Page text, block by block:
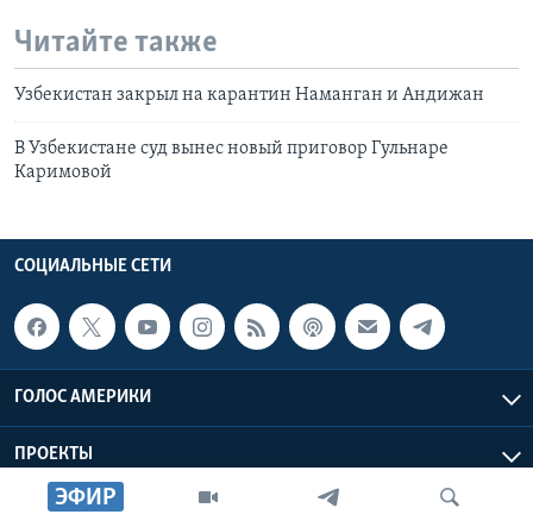
ЭФИР
Читайте также
Узбекистан закрыл на карантин Наманган и Андижан
В Узбекистане суд вынес новый приговор Гульнаре
Каримовой
СОЦИАЛЬНЫЕ СЕТИ
ГОЛОС АМЕРИКИ
ПРОЕКТЫ